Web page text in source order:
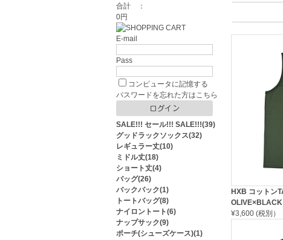
HXB コットン
OLIVE×BLACK
¥3,600 (税別）
合計 ：
0円
E-mail
Pass
コンピュータに記憶する
パスワードを忘れた方はこちら
SALE!!! セール!!! SALE!!!(39)
グッドラックソックス(32)
レギュラー丈(10)
ミドル丈(18)
ショート丈(4)
バッグ(26)
バックパック(1)
トートバッグ(8)
ナイロントート(6)
ナップサック(9)
ポーチ(シューズケース)(1)